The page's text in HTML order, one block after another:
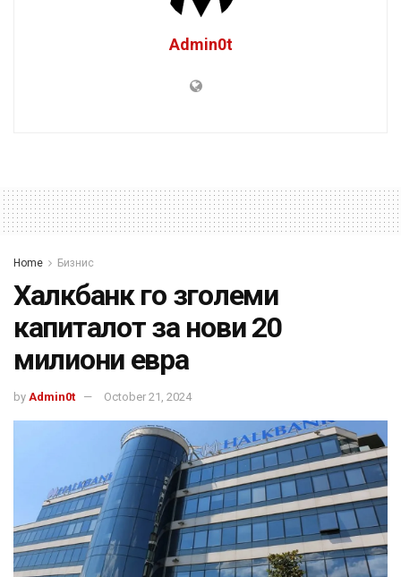
Admin0t
Home Бизнис
Халкбанк го зголеми
капиталот за нови 20
милиони евра
by Admin0t October 21, 2024